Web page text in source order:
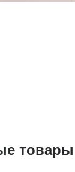
товары